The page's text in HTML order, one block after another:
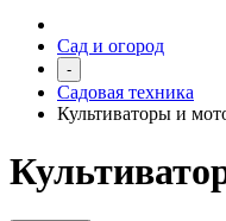
Сад и огород
-
Садовая техника
Культиваторы и